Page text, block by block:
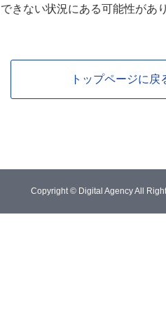
きない状況にある可能性があ
トップページに戻
Copyright © Digital Agency All